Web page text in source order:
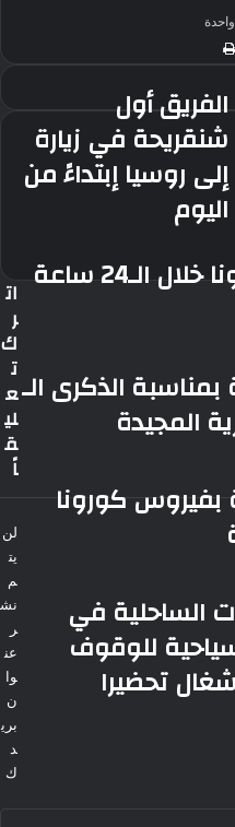
بينتيريست
ماسنجر
ماسنجر
واتساب
ڤايبر
طباعة
الفريق
شنقريحة
في
زيارة
إلى
من
الفريق أول
شنقريحة في زيارة
إلى روسيا إبتداءً من
اليوم
وفاة 10 أشخاص بكورونا خلال الـ24 ساعة
الذكرى الـ
بفيروس كورونا
الساحلية في
للوقوف
تحضيرا
ات
ر
ك
ت
ع
لي
ق
اً
لن
يت
م
نش
ر
عن
وا
ن
بري
د
ك